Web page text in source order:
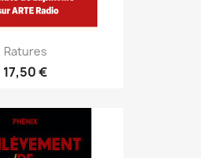
Ratures
17,50 €